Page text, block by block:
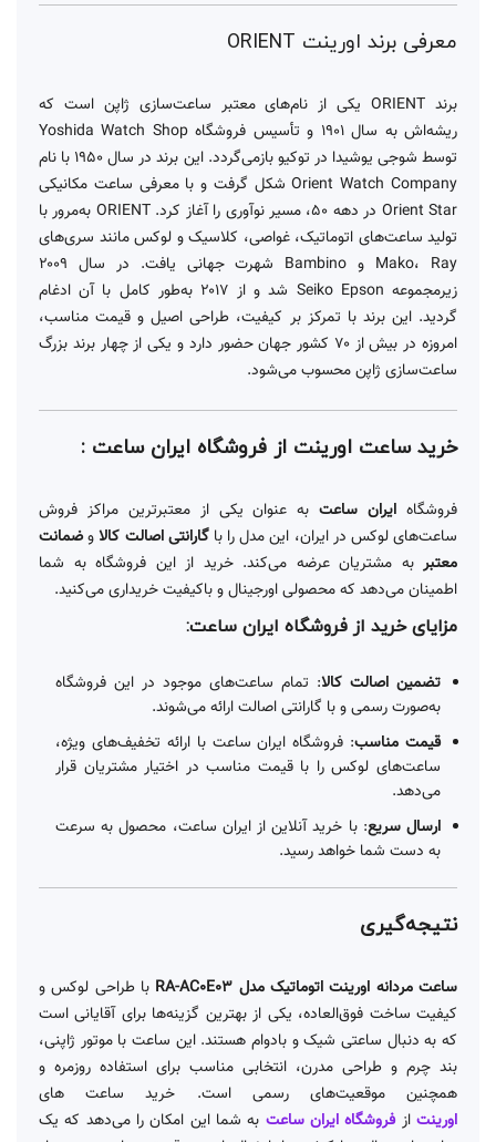
معرفی برند اورینت ORIENT
برند ORIENT یکی از نام‌های معتبر ساعت‌سازی ژاپن است که
ریشه‌اش به سال ۱۹۰۱ و تأسیس فروشگاه Yoshida Watch Shop
توسط شوجی یوشیدا در توکیو بازمی‌گردد. این برند در سال ۱۹۵۰ با نام
Orient Watch Company شکل گرفت و با معرفی ساعت مکانیکی
Orient Star در دهه ۵۰، مسیر نوآوری را آغاز کرد. ORIENT به‌مرور با
تولید ساعت‌های اتوماتیک، غواصی، کلاسیک و لوکس مانند سری‌های
Mako، Ray و Bambino شهرت جهانی یافت. در سال ۲۰۰۹
زیرمجموعه Seiko Epson شد و از ۲۰۱۷ به‌طور کامل با آن ادغام
گردید. این برند با تمرکز بر کیفیت، طراحی اصیل و قیمت مناسب،
امروزه در بیش از ۷۰ کشور جهان حضور دارد و یکی از چهار برند بزرگ
ساعت‌سازی ژاپن محسوب می‌شود.
خرید ساعت اورینت از فروشگاه ایران ساعت :
فروشگاه ایران ساعتبه عنوان یکی از معتبرترین مراکز فروش
ساعت‌های لوکس در ایران، این مدل را باگارانتی اصالت کالاوضمانت
معتبر به مشتریان عرضه می‌کند. خرید از این فروشگاه به شما
اطمینان می‌دهد که محصولی اورجینال و باکیفیت خریداری می‌کنید.
مزایای خرید از فروشگاه ایران ساعت:
تضمین اصالت کالا: تمام ساعت‌های موجود در این فروشگاه
به‌صورت رسمی و با گارانتی اصالت ارائه می‌شوند.
قیمت مناسب: فروشگاه ایران ساعت با ارائه تخفیف‌های ویژه،
ساعت‌های لوکس را با قیمت مناسب در اختیار مشتریان قرار
می‌دهد.
ارسال سریع: با خرید آنلاین از ایران ساعت، محصول به سرعت
به دست شما خواهد رسید.
نتیجه‌گیری
ساعت مردانه اورینت اتوماتیک مدل RA-AC0E03
با طراحی لوکس و
کیفیت ساخت فوق‌العاده، یکی از بهترین گزینه‌ها برای آقایانی است
که به دنبال ساعتی شیک و بادوام هستند. این ساعت با موتور ژاپنی،
بند چرم و طراحی مدرن، انتخابی مناسب برای استفاده روزمره و
همچنین موقعیت‌های رسمی است. خرید ساعت های
اورینت ازفروشگاه ایران ساعت به شما این امکان را می‌دهد که یک